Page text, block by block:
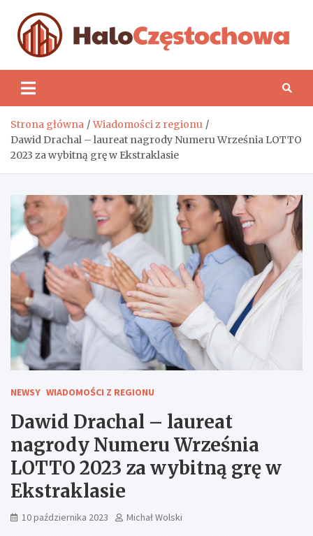
content
Strona główna
Wiadomości z regionu
Dawid Drachal – laureat nagrody Numeru Września LOTTO
2023 za wybitną grę w Ekstraklasie
NEWSY WIADOMOŚCI Z REGIONU
Dawid Drachal – laureat
nagrody Numeru Września
LOTTO 2023 za wybitną grę w
Ekstraklasie
10 października 2023 Michał Wolski